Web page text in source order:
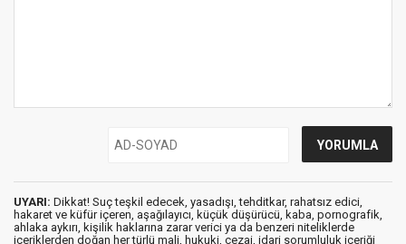
UYARI: Dikkat! Suç teşkil edecek, yasadışı, tehditkar, rahatsız edici,
hakaret ve küfür içeren, aşağılayıcı, küçük düşürücü, kaba, pornografik,
ahlaka aykırı, kişilik haklarına zarar verici ya da benzeri niteliklerde
içeriklerden doğan her türlü mali, hukuki, cezai, idari sorumluluk içeriği